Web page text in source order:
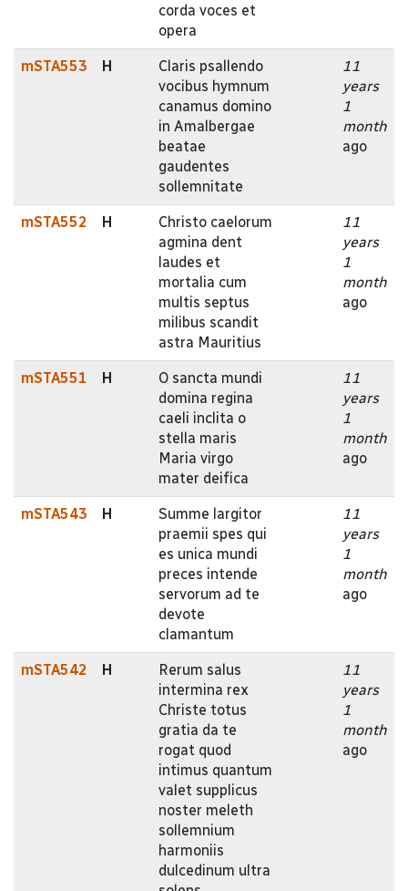
corda voces et
opera
mSTA553 H
Claris psallendo
vocibus hymnum
canamus domino
in Amalbergae
beatae
gaudentes
sollemnitate
11
years
1
month
ago
mSTA552 H
Christo caelorum
agmina dent
laudes et
mortalia cum
multis septus
milibus scandit
astra Mauritius
11
years
1
month
ago
mSTA551 H
O sancta mundi
domina regina
caeli inclita o
stella maris
Maria virgo
mater deifica
11
years
1
month
ago
mSTA543 H
Summe largitor
praemii spes qui
es unica mundi
preces intende
servorum ad te
devote
clamantum
11
years
1
month
ago
mSTA542 H
Rerum salus
intermina rex
Christe totus
gratia da te
rogat quod
intimus quantum
valet supplicus
noster meleth
sollemnium
harmoniis
dulcedinum ultra
11
years
1
month
ago